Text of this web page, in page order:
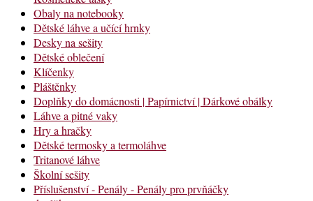
Obaly na notebooky
Dětské láhve a učící hrnky
Desky na sešity
Dětské oblečení
Klíčenky
Pláštěnky
Doplňky do domácnosti | Papírnictví | Dárkové obálky
Láhve a pitné vaky
Hry a hračky
Dětské termosky a termoláhve
Tritanové láhve
Školní sešity
Příslušenství - Penály - Penály pro prvňáčky